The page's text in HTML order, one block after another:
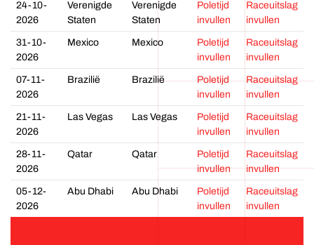
24-10-
2026
Verenigde
Staten
Verenigde
Staten
Poletijd
invullen
Raceuitslag
invullen
31-10-
2026
Mexico Mexico
Poletijd
invullen
Raceuitslag
invullen
07-11-
2026
Brazilië Brazilië
Poletijd
invullen
Raceuitslag
invullen
21-11-
2026
Las Vegas Las Vegas
Poletijd
invullen
Raceuitslag
invullen
28-11-
2026
Qatar Qatar
Poletijd
invullen
Raceuitslag
invullen
05-12-
2026
Abu Dhabi Abu Dhabi
Poletijd
invullen
Raceuitslag
invullen